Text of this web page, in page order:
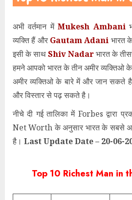
अभी वर्तमान मेंMukesh Ambani
व्यक्ति हैं और Gautam Adani भारत
इसी के साथShiv Nadarभारत के
हमने आपको भारत के तीन अमीर व्यक्तिओ
अमीर व्यक्तिओ के बारे में और जान सकते
और विस्तार से पढ़ सकते है।
नीचे दी गई तालिका में Forbes द्वारा
Net Worth के अनुसार भारत के सबसे
है। Last Update Date – 20-06-
Top 10 Richest Man in